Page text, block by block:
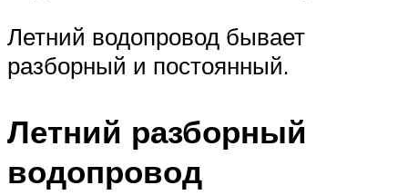
Летний водопровод бывает
разборный и постоянный.
Летний разборный
водопровод